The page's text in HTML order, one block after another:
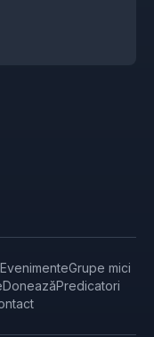
EvenimenteGrupe mici
DoneazăPredicatori